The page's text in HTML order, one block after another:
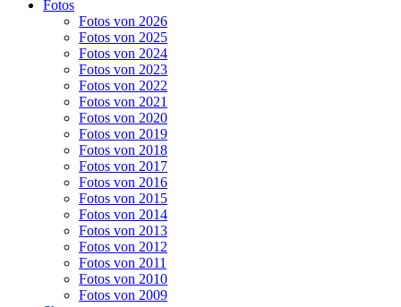
Fotos
Fotos von 2026
Fotos von 2025
Fotos von 2024
Fotos von 2023
Fotos von 2022
Fotos von 2021
Fotos von 2020
Fotos von 2019
Fotos von 2018
Fotos von 2017
Fotos von 2016
Fotos von 2015
Fotos von 2014
Fotos von 2013
Fotos von 2012
Fotos von 2011
Fotos von 2010
Fotos von 2009